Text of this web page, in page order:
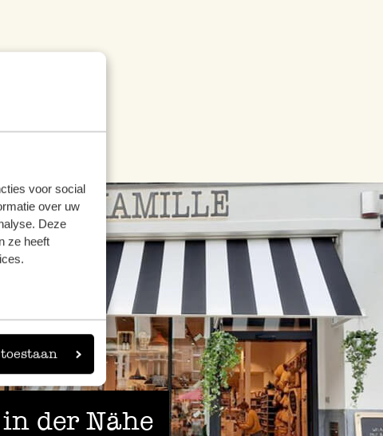
voor social
over uw
Deze
ze heeft
der Nähe